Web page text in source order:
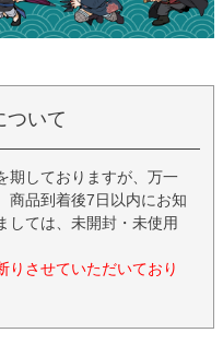
ついて
期しておりますが、万一
商品到着後7日以内にお知
しては、未開封・未使用
させていただいており